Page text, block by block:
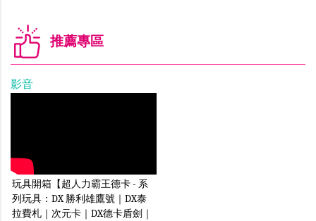
推薦專區
影音
玩具開箱【超人力霸王德卡 - 系
列玩具：DX 勝利雄鷹號｜DX泰
拉費札｜次元卡｜DX德卡盾劍｜